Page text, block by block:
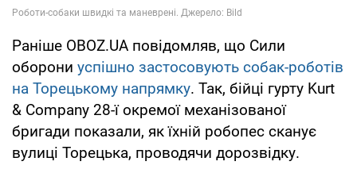
Раніше OBOZ.UA повідомляв, що Сили
оборони успішно застосовують собак-роботів
на Торецькому напрямку. Так, бійці гурту Kurt
& Company 28-ї окремої механізованої
бригади показали, як їхній робопес сканує
вулиці Торецька, проводячи дорозвідку.